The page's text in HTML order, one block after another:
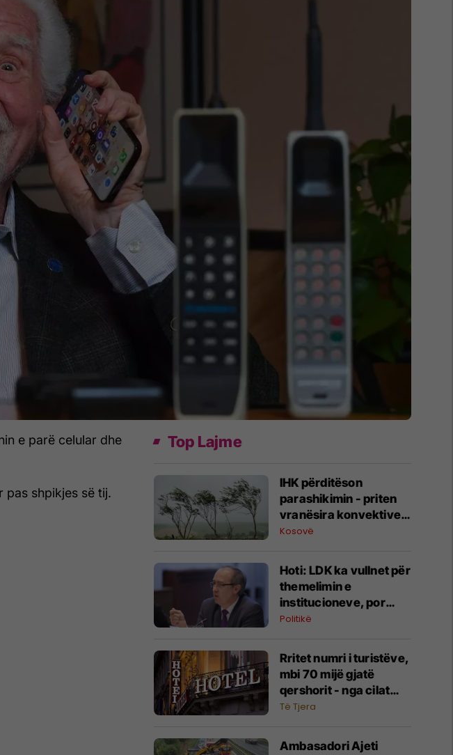
e parë celular dhe
pas shpikjes së tij.
Top Lajme
IHK përditëson
parashikimin - priten
vranësira konvektive,
erëra të fuqishme dhe
Kosovë
Hoti: LDK ka vullnet për
themelimin e
institucioneve, por
kërkon kompromis -
zgjedhje nuk arrihet
asgjë
Politikë
Rritet numri i turistëve,
mbi 70 mijë gjatë
qershorit - nga cilat
shtete pati më shumë
Të Tjera
Ambasadori Ajeti